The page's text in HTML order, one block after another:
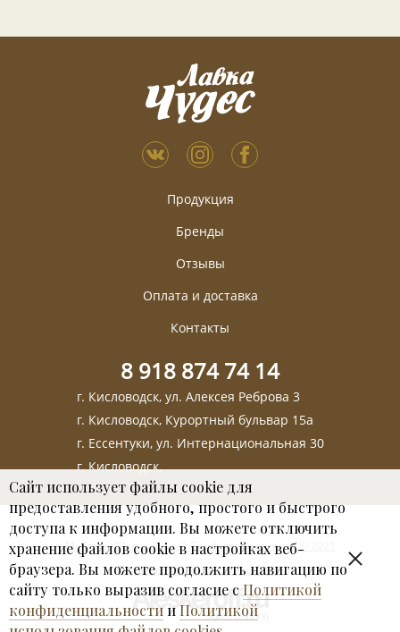
Продукция
Бренды
Отзывы
Оплата и доставка
Контакты
8 918 874 74 14
г. Кисловодск, ул. Алексея Реброва 3
г. Кисловодск, Курортный бульвар 15а
г. Ессентуки, ул. Интернациональная 30
г. Кисловодск,
Магазин "Лавка чудес". Тамбуканская грязь © 2021
Пользовательское соглашение
Сайт использует файлы cookie для
предоставления удобного, простого и быстрого
доступа к информации. Вы можете отключить
хранение файлов cookie в настройках веб-
браузера. Вы можете продолжить навигацию по
сайту только выразив согласие с Политикой
конфиденциальности иПолитикой